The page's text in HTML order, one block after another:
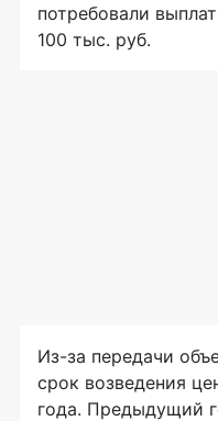
потребовали
100 тыс. руб.
Из-за передачи
срок возведения
года. Предыдущий